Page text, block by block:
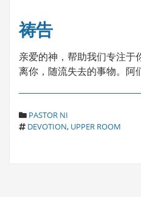
祷告
亲爱的神，帮助我们专注于
离你，随流失去的事物。阿
C
A
PASTOR NI
T
DEVOTION, UPPER ROOM